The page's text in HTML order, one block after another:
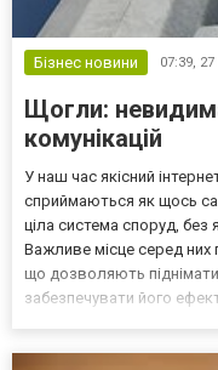
Бізнес новини 07:39,
Щогли:
комунікацій
У наш час якісний
сприймаються як щось
ціла система споруд,
Важливе місце серед них
що дозволяють
забезпечувати його